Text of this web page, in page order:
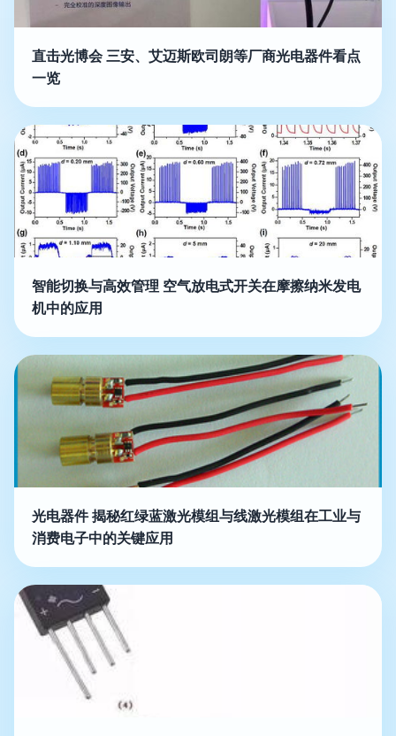
直击光博会 三安、艾迈斯欧司朗等厂商光电器件看点
一览
智能切换与高效管理 空气放电式开关在摩擦纳米发电
机中的应用
光电器件 揭秘红绿蓝激光模组与线激光模组在工业与
消费电子中的关键应用